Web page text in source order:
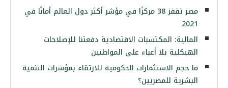
مصر تقفز 38 مركزًا في مؤشر أكثر دول العالم أمانًا في
2021
المالية: المكتسبات الاقتصادية دفعتنا للإصلاحات
الهيكلية بلا أعباء على المواطنين
ما حجم الاستثمارات الحكومية للارتقاء بمؤشرات التنمية
البشرية للمصريين؟